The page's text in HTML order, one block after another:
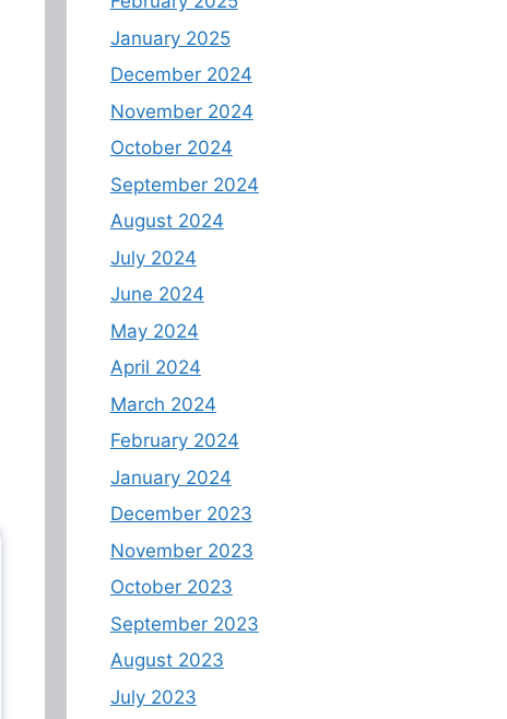
January 2025
December 2024
November 2024
October 2024
September 2024
August 2024
July 2024
June 2024
May 2024
April 2024
March 2024
February 2024
January 2024
December 2023
November 2023
October 2023
September 2023
August 2023
July 2023